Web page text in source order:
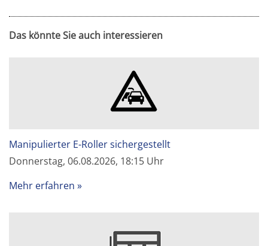
Das könnte Sie auch interessieren
Manipulierter E-Roller sichergestellt
Donnerstag, 06.08.2026, 18:15 Uhr
Mehr erfahren